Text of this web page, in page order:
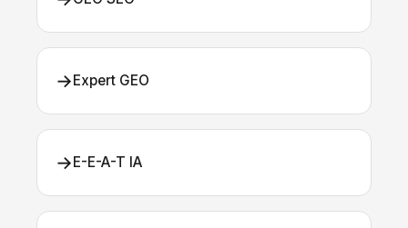
→Expert GEO
→E-E-A-T IA